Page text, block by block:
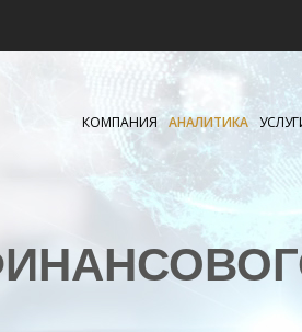
КОМПАНИЯ АНАЛИТИКА